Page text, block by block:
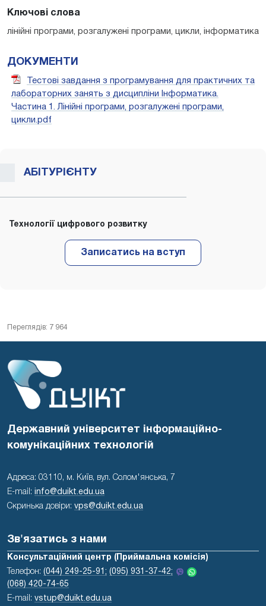
Ключові слова
лінійні програми, розгалужені програми, цикли, інформатика
ДОКУМЕНТИ
Тестові завдання з програмування для практичних та
лабораторних занять з дисципліни Інформатика.
Частина 1. Лінійні програми, розгалужені програми,
цикли.pdf
АБІТУРІЄНТУ
Технології цифрового розвитку
Переглядів: 7 964
Державний університет інформаційно-
комунікаційних технологій
Адреса: 03110, м. Київ, вул. Солом'янська, 7
E-mail:
info@duikt.edu.ua
Скринька довіри: vps@duikt.edu.ua
Зв'язатись з нами
Консультаційний центр (Приймальна комісія)
Телефон: (044) 249-25-91; (095) 931-37-42;
(068) 420-74-65
E-mail: vstup@duikt.edu.ua